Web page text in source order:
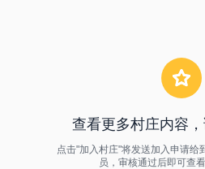
查看更多村庄内容
点击"加入村庄"将发送加入申请给
员，审核通过后即可查